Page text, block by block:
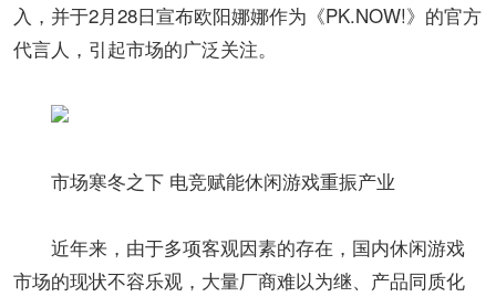
入，并于2月28日宣布欧阳娜娜作为《PK.NOW!》的官方
代言人，引起市场的广泛关注。
市场寒冬之下 电竞赋能休闲游戏重振产业
近年来，由于多项客观因素的存在，国内休闲游戏
市场的现状不容乐观，大量厂商难以为继、产品同质化